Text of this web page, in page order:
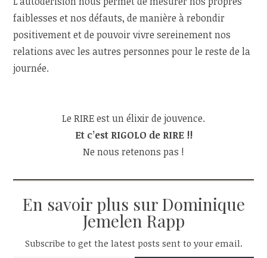
faiblesses et nos défauts, de manière à rebondir
positivement et de pouvoir vivre sereinement nos
relations avec les autres personnes pour le reste de la
journée.
Le RIRE est un élixir de jouvence.
Et c’est RIGOLO de RIRE !!
Ne nous retenons pas !
En savoir plus sur Dominique
Jemelen Rapp
Subscribe to get the latest posts sent to your email.